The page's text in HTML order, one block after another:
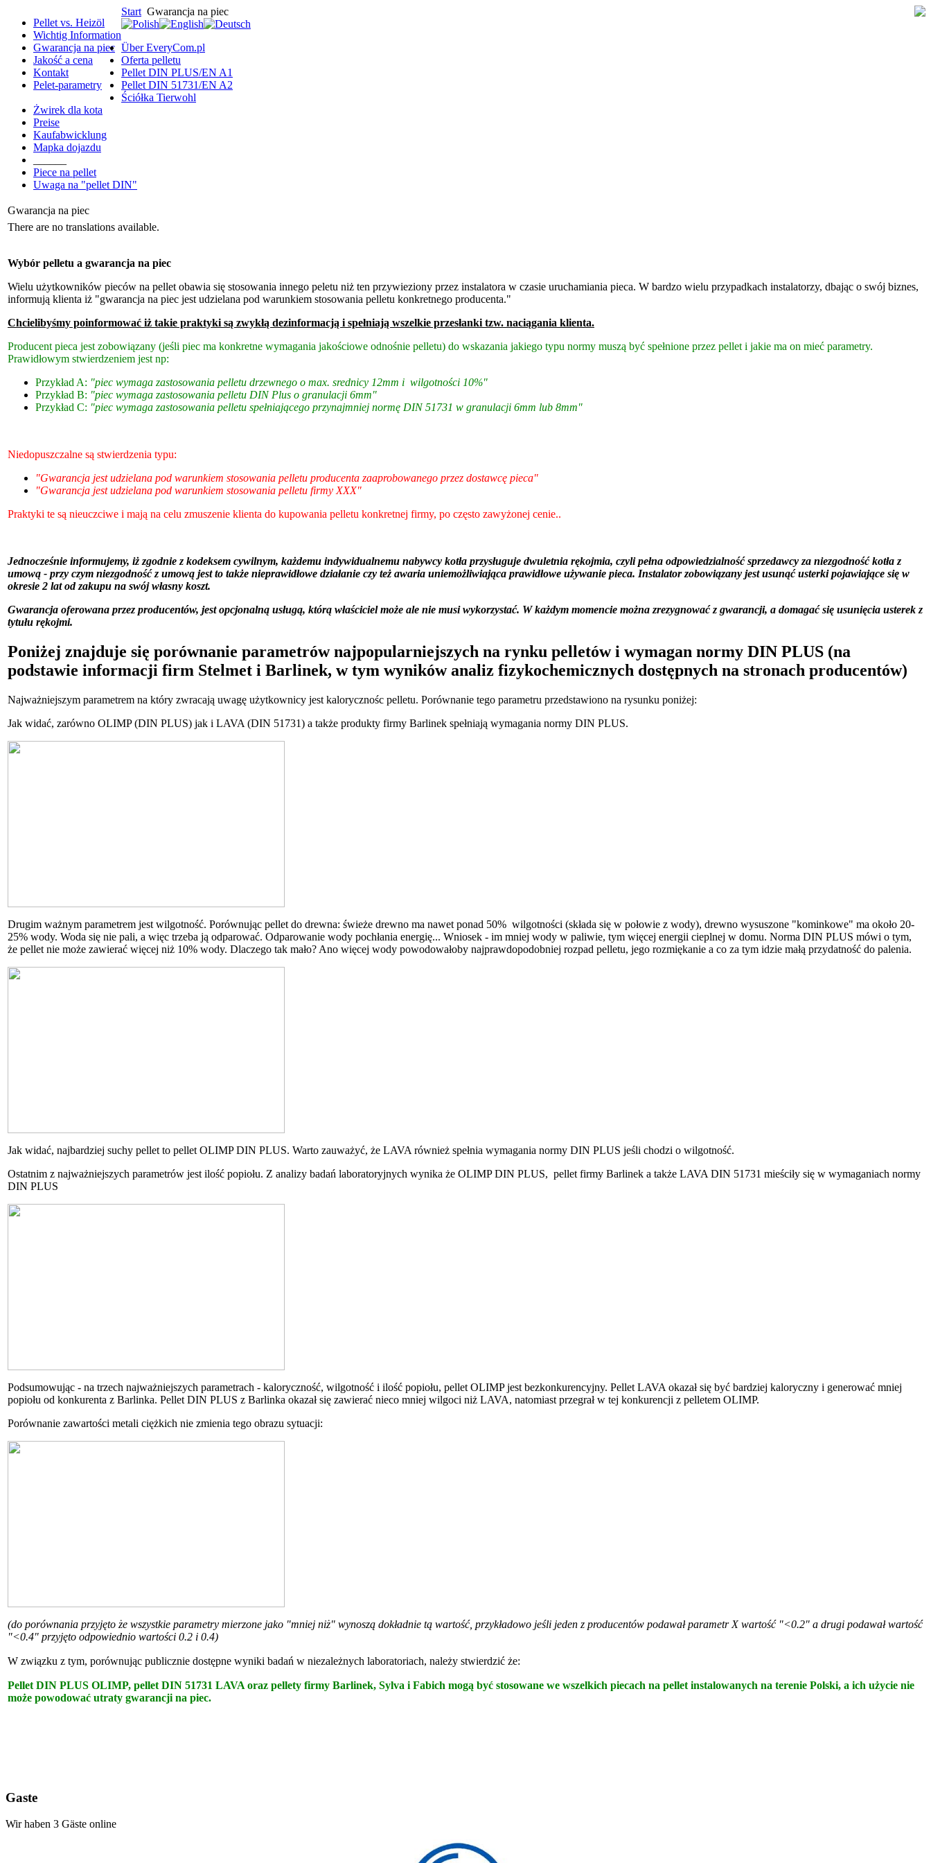
Pellet vs. Heizöl
Wichtig Information
Gwarancja na piec
Jakość a cena
Kontakt
Pelet-parametry
Start Gwarancja na piec
Über EveryCom.pl
Oferta pelletu
Pellet DIN PLUS/EN A1
Pellet DIN 51731/EN A2
Ściółka Tierwohl
Żwirek dla kota
Preise
Kaufabwicklung
Mapka dojazdu
Piece na pellet
Uwaga na "pellet DIN"
Gwarancja na piec
There are no translations available.
Wybór pelletu a gwarancja na piec
Wielu użytkowników pieców na pellet obawia się stosowania innego peletu niż ten przywieziony przez instalatora w czasie uruchamiania pieca. W bardzo wielu przypadkach instalatorzy, dbając o swój biznes,
informują klienta iż "gwarancja na piec jest udzielana pod warunkiem stosowania pelletu konkretnego producenta."
Chcielibyśmy poinformować iż takie praktyki są zwykłą dezinformacją i spełniają wszelkie przesłanki tzw. naciągania klienta.
Producent pieca jest zobowiązany (jeśli piec ma konkretne wymagania jakościowe odnośnie pelletu) do wskazania jakiego typu normy muszą być spełnione przez pellet i jakie ma on mieć parametry.
Prawidłowym stwierdzeniem jest np:
Przykład A: "piec wymaga zastosowania pelletu drzewnego o max. srednicy 12mm i wilgotności 10%"
Przykład B: "piec wymaga zastosowania pelletu DIN Plus o granulacji 6mm"
Przykład C: "piec wymaga zastosowania pelletu spełniającego przynajmniej normę DIN 51731 w granulacji 6mm lub 8mm"
Niedopuszczalne są stwierdzenia typu:
"Gwarancja jest udzielana pod warunkiem stosowania pelletu producenta zaaprobowanego przez dostawcę pieca"
"Gwarancja jest udzielana pod warunkiem stosowania pelletu firmy XXX"
Praktyki te są nieuczciwe i mają na celu zmuszenie klienta do kupowania pelletu konkretnej firmy, po często zawyżonej cenie..
Jednocześnie informujemy, iż zgodnie z kodeksem cywilnym, każdemu indywidualnemu nabywcy kotła przysługuje dwuletnia rękojmia, czyli pełna odpowiedzialność sprzedawcy za niezgodność kotła z
umową - przy czym niezgodność z umową jest to także nieprawidłowe działanie czy też awaria uniemożliwiająca prawidłowe używanie pieca. Instalator zobowiązany jest usunąć usterki pojawiające się w
okresie 2 lat od zakupu na swój własny koszt.
Gwarancja oferowana przez producentów, jest opcjonalną usługą, którą właściciel może ale nie musi wykorzystać. W każdym momencie można zrezygnować z gwarancji, a domagać się usunięcia usterek z
tytułu rękojmi.
Poniżej znajduje się porównanie parametrów najpopularniejszych na rynku pelletów i wymagan normy DIN PLUS (na
podstawie informacji firm Stelmet i Barlinek, w tym wyników analiz fizykochemicznych dostępnych na stronach producentów)
Najważniejszym parametrem na który zwracają uwagę użytkownicy jest kalorycznośc pelletu. Porównanie tego parametru przedstawiono na rysunku poniżej:
Jak widać, zarówno OLIMP (DIN PLUS) jak i LAVA (DIN 51731) a także produkty firmy Barlinek spełniają wymagania normy DIN PLUS.
Drugim ważnym parametrem jest wilgotność. Porównując pellet do drewna: świeże drewno ma nawet ponad 50% wilgotności (składa się w połowie z wody), drewno wysuszone "kominkowe" ma około 20-
25% wody. Woda się nie pali, a więc trzeba ją odparować. Odparowanie wody pochłania energię... Wniosek - im mniej wody w paliwie, tym więcej energii cieplnej w domu. Norma DIN PLUS mówi o tym,
że pellet nie może zawierać więcej niż 10% wody. Dlaczego tak mało? Ano więcej wody powodowałoby najprawdopodobniej rozpad pelletu, jego rozmiękanie a co za tym idzie małą przydatność do palenia.
Jak widać, najbardziej suchy pellet to pellet OLIMP DIN PLUS. Warto zauważyć, że LAVA również spełnia wymagania normy DIN PLUS jeśli chodzi o wilgotność.
Ostatnim z najważniejszych parametrów jest ilość popiołu. Z analizy badań laboratoryjnych wynika że OLIMP DIN PLUS, pellet firmy Barlinek a także LAVA DIN 51731 mieściły się w wymaganiach normy
DIN PLUS
Podsumowując - na trzech najważniejszych parametrach - kaloryczność, wilgotność i ilość popiołu, pellet OLIMP jest bezkonkurencyjny. Pellet LAVA okazał się być bardziej kaloryczny i generować mniej
popiołu od konkurenta z Barlinka. Pellet DIN PLUS z Barlinka okazał się zawierać nieco mniej wilgoci niż LAVA, natomiast przegrał w tej konkurencji z pelletem OLIMP.
Porównanie zawartości metali ciężkich nie zmienia tego obrazu sytuacji:
(do porównania przyjęto że wszystkie parametry mierzone jako "mniej niż" wynoszą dokładnie tą wartość, przykładowo jeśli jeden z producentów podawał parametr X wartość "<0.2" a drugi podawał wartość
"<0.4" przyjęto odpowiednio wartości 0.2 i 0.4)
W związku z tym, porównując publicznie dostępne wyniki badań w niezależnych laboratoriach, należy stwierdzić że:
Pellet DIN PLUS OLIMP, pellet DIN 51731 LAVA oraz pellety firmy Barlinek, Sylva i Fabich mogą być stosowane we wszelkich piecach na pellet instalowanych na terenie Polski, a ich użycie nie
może powodować utraty gwarancji na piec.
Gaste
Wir haben 3 Gäste online